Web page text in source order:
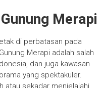
Merapi
di perbatasan pada
Merapi adalah salah
dan juga kawasan
yang spektakuler.